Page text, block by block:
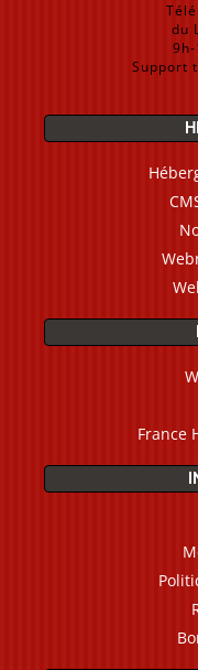
du
Support
France